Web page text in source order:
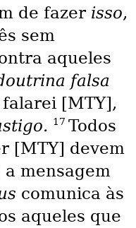
de fazer isso,
sem
aqueles
falsa
[MTY],
17 Todos
[MTY] devem
mensagem
comunica às
aqueles que